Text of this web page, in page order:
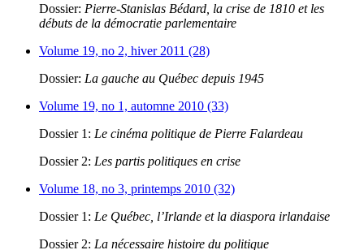
Dossier: Pierre-Stanislas Bédard, la crise de 1810 et les
débuts de la démocratie parlementaire
Volume 19, no 2, hiver 2011 (28)
Dossier: La gauche au Québec depuis 1945
Volume 19, no 1, automne 2010 (33)
Dossier 1: Le cinéma politique de Pierre Falardeau
Dossier 2: Les partis politiques en crise
Volume 18, no 3, printemps 2010 (32)
Dossier 1: Le Québec, l’Irlande et la diaspora irlandaise
Dossier 2: La nécessaire histoire du politique